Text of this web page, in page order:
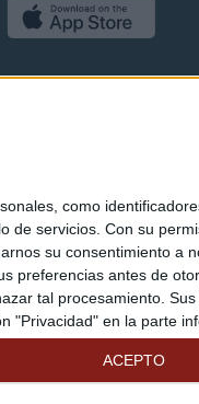
como
de servicios. Con su
su consentimiento a
preferencias antes de
tal procesamiento.
"Privacidad" en la parte
ACEPTO